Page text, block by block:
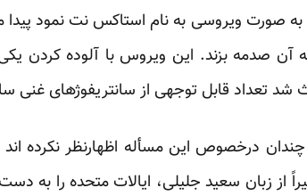
به صورت ویروسی به نام استاکس نت نمود
به آن صدمه بزند. این ویروس با آلوده کردن
تعداد قابل توجهی از سانتریفوژهای غنی سازی
درخصوص این مسأله اظهارنظر نکرده
از زبان سعید جلیلی، ایالات متحده را به